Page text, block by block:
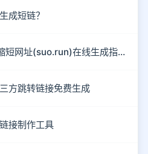
成短链？
3分钟搞定防红链接！快缩短网址(suo.run)在线生成指南
方跳转链接免费生成
接制作工具